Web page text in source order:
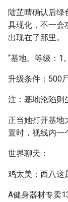
陆芷晴确认后绿
具现化，不一会
出现在了那里。
“基地。等级：1
升级条件：500
注：基地沦陷则
正当她打开基地
置时，视线内一
世界聊天：
鸡太美：西八这
A健身器材专卖